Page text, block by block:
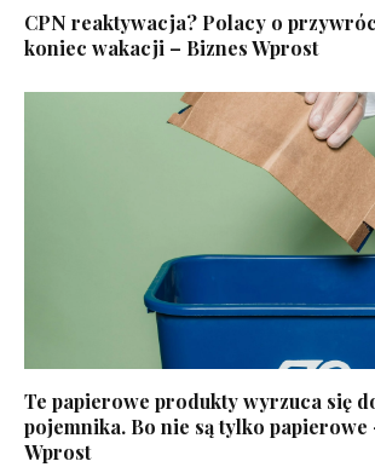
CPN reaktywacja? Polacy o
koniec wakacji – Biznes Wprost
Te papierowe produkty wyrzuca się
pojemnika. Bo nie są tylko papierowe
Wprost